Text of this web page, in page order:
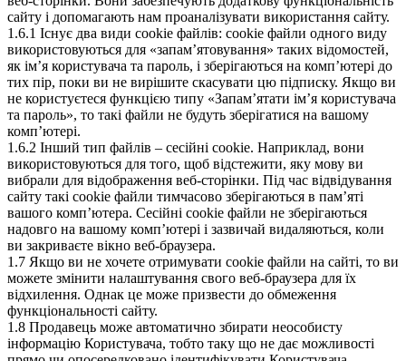
сайту і допомагають нам проаналізувати використання сайту.
1.6.1 Існує два види cookie файлів: cookie файли одного виду
використовуються для «запам’ятовування» таких відомостей,
як ім’я користувача та пароль, і зберігаються на комп’ютері до
тих пір, поки ви не вирішите скасувати цю підписку. Якщо ви
не користуєтеся функцією типу «Запам’ятати ім’я користувача
та пароль», то такі файли не будуть зберігатися на вашому
комп’ютері.
1.6.2 Інший тип файлів – сесійні cookie. Наприклад, вони
використовуються для того, щоб відстежити, яку мову ви
вибрали для відображення веб-сторінки. Під час відвідування
сайту такі cookie файли тимчасово зберігаються в пам’яті
вашого комп’ютера. Сесійні cookie файли не зберігаються
надовго на вашому комп’ютері і зазвичай видаляються, коли
ви закриваєте вікно веб-браузера.
1.7 Якщо ви не хочете отримувати cookie файли на сайті, то ви
можете змінити налаштування свого веб-браузера для їх
відхилення. Однак це може призвести до обмеження
функціональності сайту.
1.8 Продавець може автоматично збирати неособисту
інформацію Користувача, тобто таку що не дає можливості